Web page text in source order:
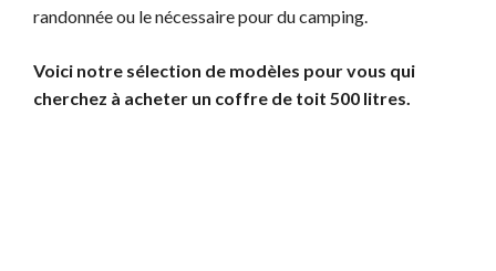
randonnée ou le nécessaire pour du camping.
Voici notre sélection de modèles pour vous qui
cherchez à acheter un coffre de toit 500 litres.